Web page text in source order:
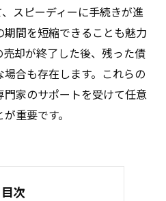
スピーディーに手続きが進
間を短縮できることも魅力
却が終了した後、残った債
合も存在します。これらの
家のサポートを受けて任意
重要です。
目次